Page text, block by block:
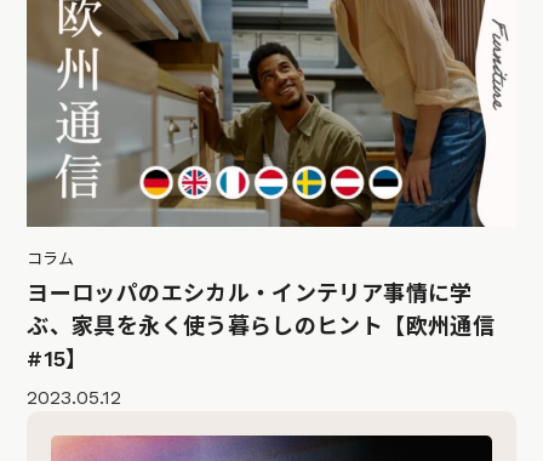
コラム
ヨーロッパのエシカル・インテリア事情に学
ぶ、家具を永く使う暮らしのヒント【欧州通信
#15】
2023.05.12